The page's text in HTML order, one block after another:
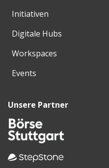
Initiativen
Digitale Hubs
Workspaces
Events
Unsere Partner